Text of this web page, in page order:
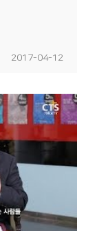
2017-04-12